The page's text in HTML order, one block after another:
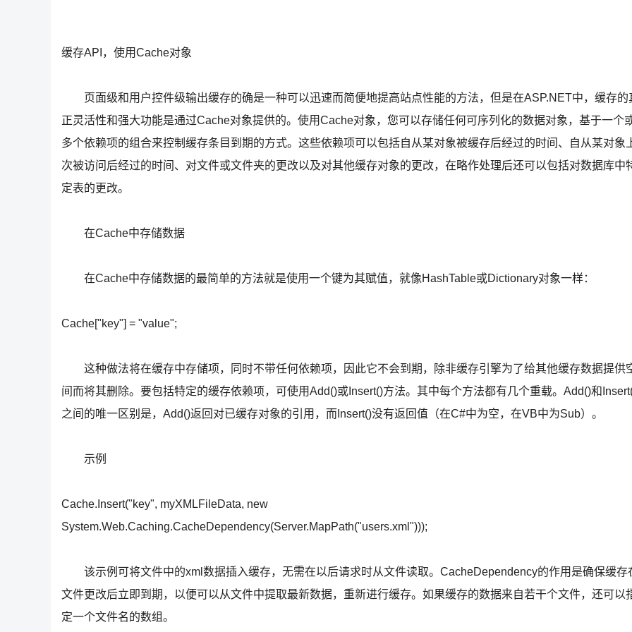
缓存API，使用Cache对象
页面级和用户控件级输出缓存的确是一种可以迅速而简便地提高站点性能的方法，但是在ASP.NET中，缓存的
正灵活性和强大功能是通过Cache对象提供的。使用Cache对象，您可以存储任何可序列化的数据对象，基于一个
多个依赖项的组合来控制缓存条目到期的方式。这些依赖项可以包括自从某对象被缓存后经过的时间、自从某对象
次被访问后经过的时间、对文件或文件夹的更改以及对其他缓存对象的更改，在略作处理后还可以包括对数据库中
定表的更改。
在Cache中存储数据
在Cache中存储数据的最简单的方法就是使用一个键为其赋值，就像HashTable或Dictionary对象一样：
Cache["key"] = "value";
这种做法将在缓存中存储项，同时不带任何依赖项，因此它不会到期，除非缓存引擎为了给其他缓存数据提供
间而将其删除。要包括特定的缓存依赖项，可使用Add()或Insert()方法。其中每个方法都有几个重载。Add()和
之间的唯一区别是，Add()返回对已缓存对象的引用，而Insert()没有返回值（在C#中为空，在VB中为Sub）。
示例
Cache.Insert("key", myXMLFileData, new
System.Web.Caching.CacheDependency(Server.MapPath("users.xml")));
该示例可将文件中的xml数据插入缓存，无需在以后请求时从文件读取。CacheDependency的作用是确保缓存
文件更改后立即到期，以便可以从文件中提取最新数据，重新进行缓存。如果缓存的数据来自若干个文件，还可以
定一个文件名的数组。